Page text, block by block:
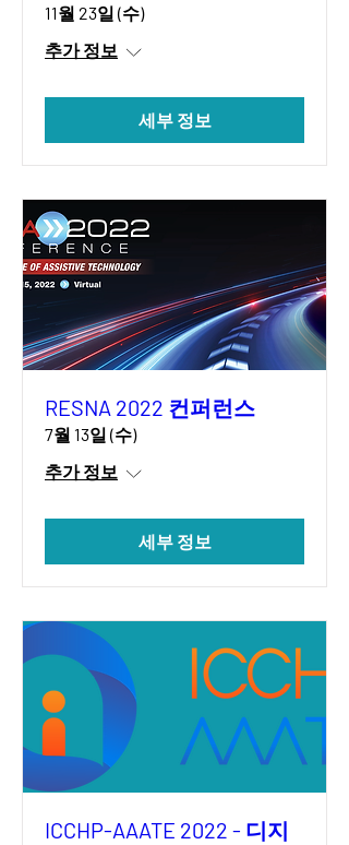
11월 23일 (수)
추가 정보
세부 정보
RESNA 2022 컨퍼런스
7월 13일 (수)
추가 정보
세부 정보
ICCHP-AAATE 2022 - 디지